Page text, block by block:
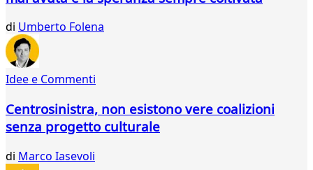
di Umberto Folena
Idee e Commenti
Centrosinistra, non esistono vere coalizioni
senza progetto culturale
di Marco Iasevoli